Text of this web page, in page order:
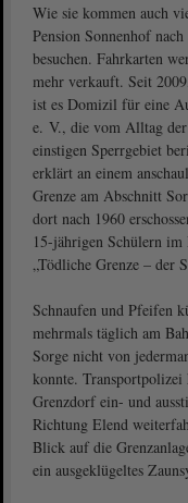
Wie sie kommen auch
Pension Sonnenhof
besuchen. Fahrkarten
mehr verkauft. Seit
ist es Domizil für eine
e. V., die vom Alltag
einstigen Sperrgebiet
erklärt an einem
Grenze am Abschnitt
dort nach 1960
15-jährigen Schülern
„Tödliche Grenze – der
Schnaufen und Pfeifen
mehrmals täglich am
Sorge nicht von
konnte. Transportpolizei
Grenzdorf ein- und
Richtung Elend
Blick auf die
ein ausgeklügeltes